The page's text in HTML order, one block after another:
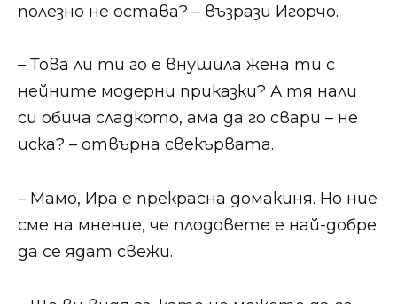
полезно не остава? – възрази Игорчо.​​
​​– Това ли ти го е внушила жена ти с
нейните модерни приказки? А тя нали
си обича сладкото, ама да го свари – не
иска? – отвърна свекървата.​​
​​– Мамо, Ира е прекрасна домакиня. Но ние
сме на мнение, че плодовете е най-добре
да се ядат свежи.​​